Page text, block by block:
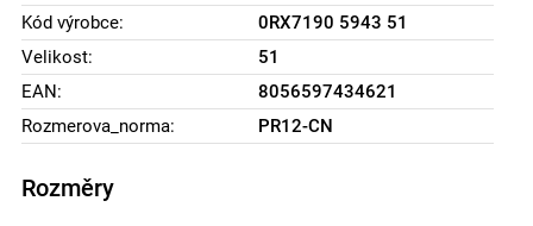
Kód výrobce:
0RX7190 5943 51
Velikost:
51
EAN:
8056597434621
Rozmerova_norma:
PR12-CN
Rozměry